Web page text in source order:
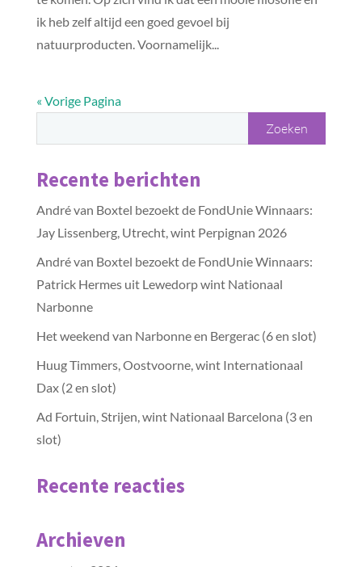
ik heb zelf altijd een goed gevoel bij
natuurproducten. Voornamelijk...
« Vorige Pagina
Recente berichten
André van Boxtel bezoekt de FondUnie Winnaars:
Jay Lissenberg, Utrecht, wint Perpignan 2026
André van Boxtel bezoekt de FondUnie Winnaars:
Patrick Hermes uit Lewedorp wint Nationaal
Narbonne
Het weekend van Narbonne en Bergerac (6 en slot)
Huug Timmers, Oostvoorne, wint Internationaal
Dax (2 en slot)
Ad Fortuin, Strijen, wint Nationaal Barcelona (3 en
slot)
Recente reacties
Archieven